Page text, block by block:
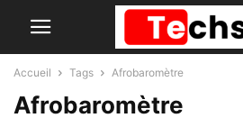
Accueil Tags Afrobaromètre
Afrobaromètre